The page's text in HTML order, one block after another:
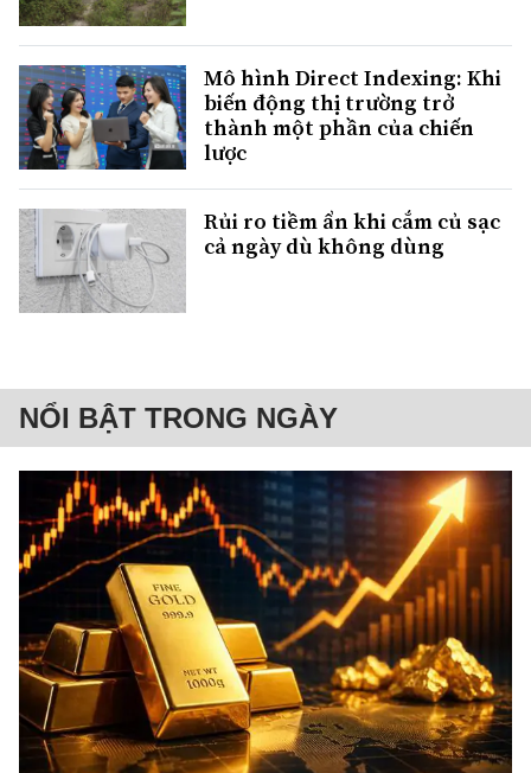
Mô hình Direct Indexing: Khi
biến động thị trường trở
thành một phần của chiến
lược
Rủi ro tiềm ẩn khi cắm củ sạc
cả ngày dù không dùng
NỔI BẬT TRONG NGÀY